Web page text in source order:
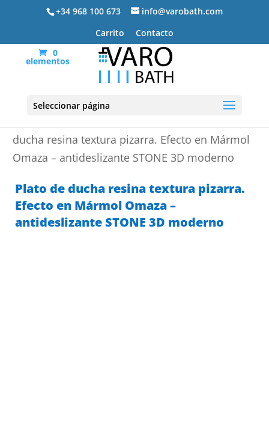
+34 968 100 673
info@varobath.com
Carrito
Contacto
0
elementos
Seleccionar página
ducha resina textura pizarra. Efecto en Mármol
Omaza – antideslizante STONE 3D moderno
Plato de ducha resina textura pizarra.
Efecto en Mármol Omaza –
antideslizante STONE 3D moderno